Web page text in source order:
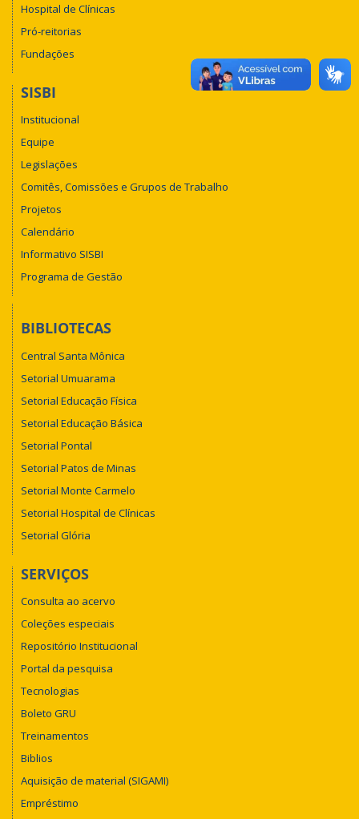
Hospital de Clínicas
Pró-reitorias
Fundações
SISBI
Institucional
Equipe
Legislações
Comitês, Comissões e Grupos de Trabalho
Projetos
Calendário
Informativo SISBI
Programa de Gestão
BIBLIOTECAS
Central Santa Mônica
Setorial Umuarama
Setorial Educação Física
Setorial Educação Básica
Setorial Pontal
Setorial Patos de Minas
Setorial Monte Carmelo
Setorial Hospital de Clínicas
Setorial Glória
SERVIÇOS
Consulta ao acervo
Coleções especiais
Repositório Institucional
Portal da pesquisa
Tecnologias
Boleto GRU
Treinamentos
Biblios
Aquisição de material (SIGAMI)
Empréstimo